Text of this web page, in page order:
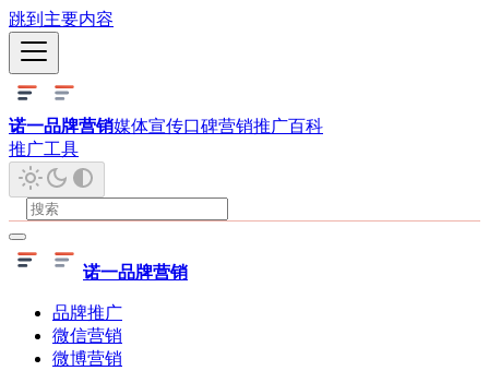
跳到主要内容
诺一品牌营销媒体宣传口碑营销推广百科
推广工具
诺一品牌营销
品牌推广
微信营销
微博营销